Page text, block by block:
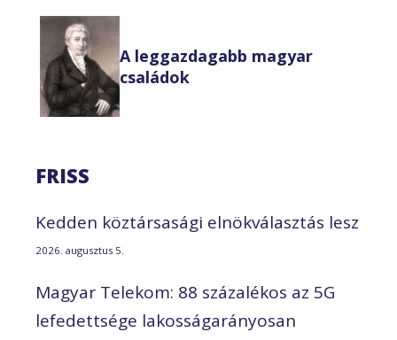
A leggazdagabb magyar
családok
FRISS
Kedden köztársasági elnökválasztás lesz
2026. augusztus 5.
Magyar Telekom: 88 százalékos az 5G
lefedettsége lakosságarányosan